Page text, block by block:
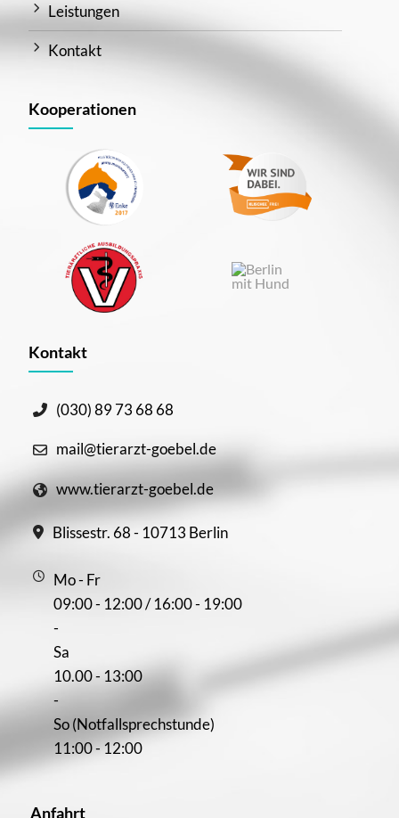
Leistungen
Kontakt
Kooperationen
Kontakt
(030) 89 73 68 68
mail@tierarzt-goebel.de
www.tierarzt-goebel.de
Blissestr. 68 - 10713 Berlin
Mo - Fr
09:00 - 12:00 / 16:00 - 19:00
-
Sa
10.00 - 13:00
-
So (Notfallsprechstunde)
11:00 - 12:00
Anfahrt